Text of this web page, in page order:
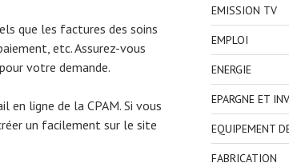
que les factures des soins
etc. Assurez-vous
votre demande.
en ligne de la CPAM. Si vous
un facilement sur le site
EMISSION TV
EMPLOI
ENERGIE
EPARGNE ET
EQUIPEMENT
FABRICATION